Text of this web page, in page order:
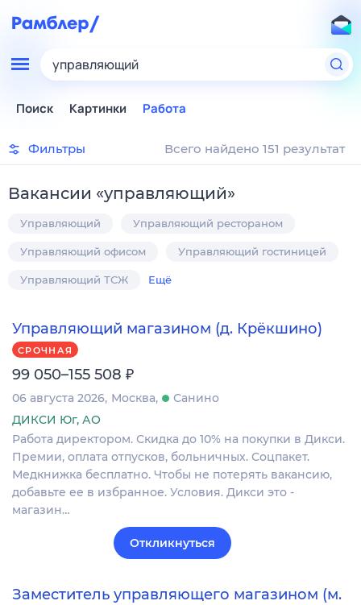
управляющий
Поиск Картинки Работа
Фильтры Всего найдено 151 результат
Вакансии «управляющий»
Управляющий Управляющий рестораном
Управляющий офисом Управляющий гостиницей
Управляющий ТСЖ Ещё
Управляющий магазином (д. Крёкшино)
СРОЧНАЯ
99 050–155 508 ₽
06 августа 2026 Москва
Санино
ДИКСИ Юг, АО
Работа директором. Скидка до 10% на покупки в Дикси.
Премии, оплата отпусков, больничных. Соцпакет.
Медкнижка бесплатно. Чтобы не потерять вакансию,
добавьте ее в избранное. Условия. Дикси это -
магазин…
Откликнуться
Заместитель управляющего магазином (м.